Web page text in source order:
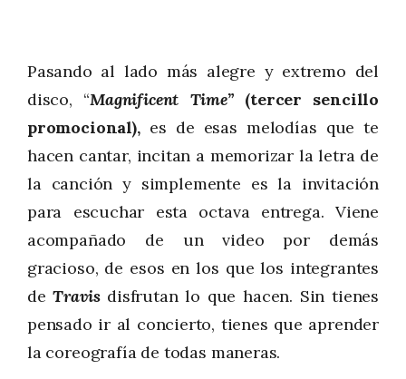
Pasando al lado más alegre y extremo del
disco, “Magnificent Time” (tercer sencillo
promocional),es de esas melodías que te
hacen cantar, incitan a memorizar la letra de
la canción y simplemente es la invitación
para escuchar esta octava entrega. Viene
acompañado de un video por demás
gracioso, de esos en los que los integrantes
de Travisdisfrutan lo que hacen. Sin tienes
pensado ir al concierto, tienes que aprender
la coreografía de todas maneras.